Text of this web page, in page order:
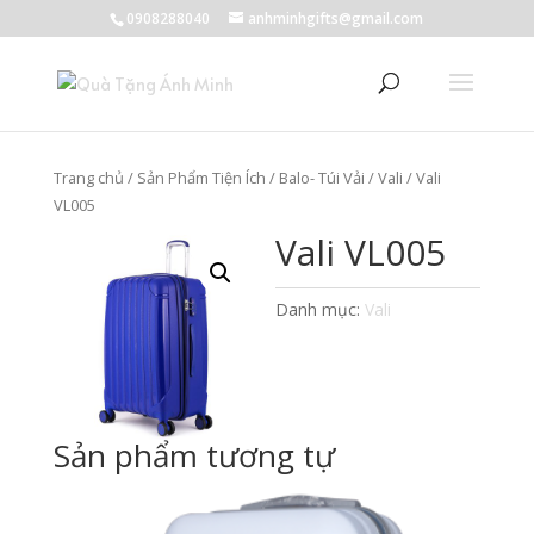
0908288040 anhminhgifts@gmail.com
Trang chủ / Sản Phẩm Tiện Ích / Balo- Túi Vải /Vali / Vali
VL005
Vali VL005
Danh mục:Vali
Sản phẩm tương tự